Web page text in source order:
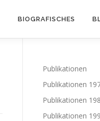
BIOGRAFISCHES
Publikationen
Publikationen
Publikationen
Publikationen